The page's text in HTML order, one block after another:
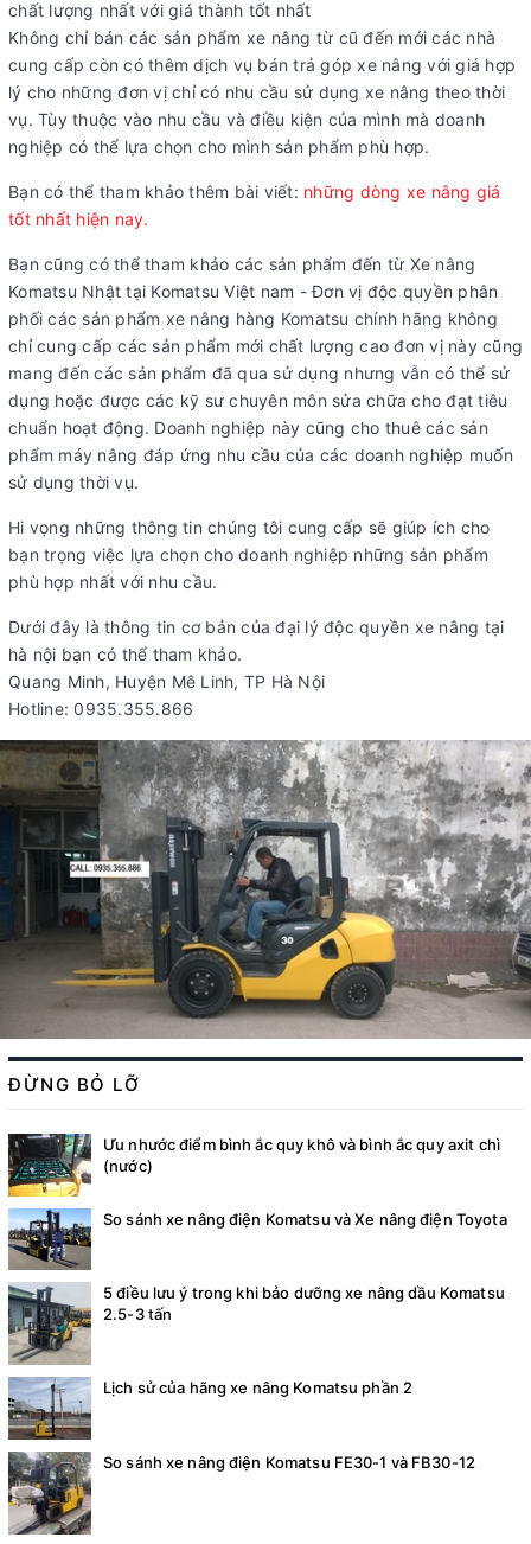
chất lượng nhất với giá thành tốt nhất
Không chỉ bán các sản phẩm xe nâng từ cũ đến mới các nhà
cung cấp còn có thêm dịch vụ bán trả góp xe nâng với giá hợp
lý cho những đơn vị chỉ có nhu cầu sử dụng xe nâng theo thời
vụ. Tùy thuộc vào nhu cầu và điều kiện của mình mà doanh
nghiệp có thể lựa chọn cho mình sản phẩm phù hợp.
Bạn có thể tham khảo thêm bài viết: những dòng xe nâng giá
tốt nhất hiện nay.
Bạn cũng có thể tham khảo các sản phẩm đến từ Xe nâng
Komatsu Nhật tại Komatsu Việt nam - Đơn vị độc quyền phân
phối các sản phẩm xe nâng hàng Komatsu chính hãng không
chỉ cung cấp các sản phẩm mới chất lượng cao đơn vị này cũng
mang đến các sản phẩm đã qua sử dụng nhưng vẫn có thể sử
dụng hoặc được các kỹ sư chuyên môn sửa chữa cho đạt tiêu
chuẩn hoạt động. Doanh nghiệp này cũng cho thuê các sản
phẩm máy nâng đáp ứng nhu cầu của các doanh nghiệp muốn
sử dụng thời vụ.
Hi vọng những thông tin chúng tôi cung cấp sẽ giúp ích cho
bạn trọng việc lựa chọn cho doanh nghiệp những sản phẩm
phù hợp nhất với nhu cầu.
Dưới đây là thông tin cơ bản của đại lý độc quyền xe nâng tại
hà nội bạn có thể tham khảo.
Quang Minh, Huyện Mê Linh, TP Hà Nội
Hotline: 0935.355.866
ĐỪNG BỎ LỠ
Ưu nhước điểm bình ắc quy khô và bình ắc quy axit chì
(nước)
So sánh xe nâng điện Komatsu và Xe nâng điện Toyota
5 điều lưu ý trong khi bảo dưỡng xe nâng dầu Komatsu
2.5-3 tấn
Lịch sử của hãng xe nâng Komatsu phần 2
So sánh xe nâng điện Komatsu FE30-1 và FB30-12